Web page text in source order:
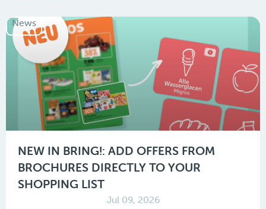
News
NEW IN BRING!: ADD OFFERS FROM
BROCHURES DIRECTLY TO YOUR
SHOPPING LIST
Jul 09, 2026